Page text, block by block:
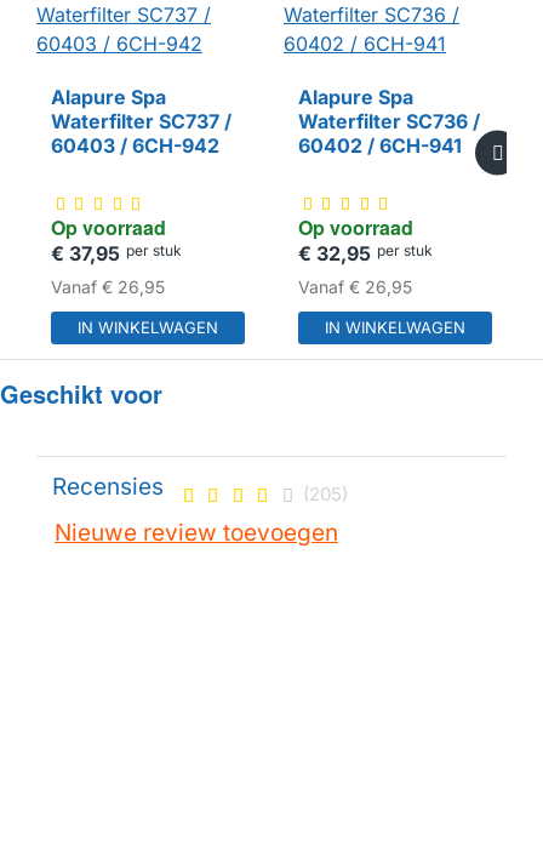
HUISMERK
Op voorraad
Alapure Spa
Waterfilter SC737 /
60403 / 6CH-942
€ 37,95 per stuk
Vanaf € 26,95
IN WINKELWAGEN
HUISMERK
Op voorraad
Alapure Spa
Waterfilter SC736 /
60402 / 6CH-941
€ 32,95 per stuk
Vanaf€ 26,95
IN WINKELWAGEN
Geschikt voor
Recensies (205)
Nieuwe review toevoegen